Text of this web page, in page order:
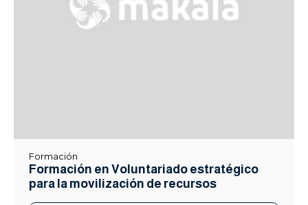
Formación
Formación en Voluntariado estratégico
para la movilización de recursos